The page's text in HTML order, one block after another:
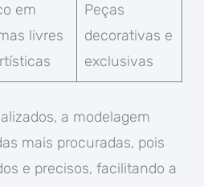
em
livres
Peças
decorativas e
exclusivas
a modelagem
mais procuradas, pois
e precisos, facilitando a